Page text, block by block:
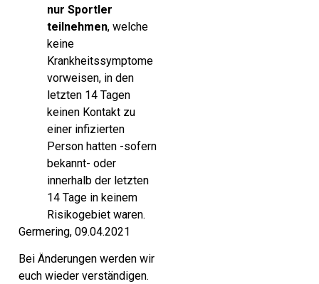
nur Sportler
teilnehmen, welche
keine
Krankheitssymptome
vorweisen, in den
letzten 14 Tagen
keinen Kontakt zu
einer infizierten
Person hatten -sofern
bekannt- oder
innerhalb der letzten
14 Tage in keinem
Risikogebiet waren.
Germering, 09.04.2021
Bei Änderungen werden wir
euch wieder verständigen.